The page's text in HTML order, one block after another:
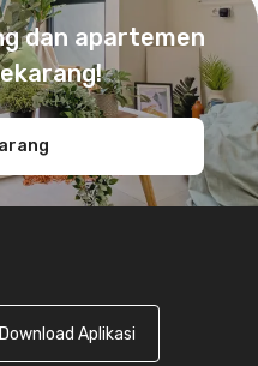
dan apartemen
Download Aplikasi